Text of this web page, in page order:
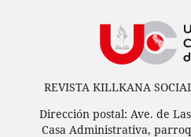
REVISTA KILLKANA
Dirección postal: Ave. de
Casa Administrativa,